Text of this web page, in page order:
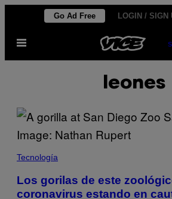
contenido
Go Ad Free LOGIN / SIGN
Abrir
leones
Tecnología
Los gorilas de este
coronavirus estando en